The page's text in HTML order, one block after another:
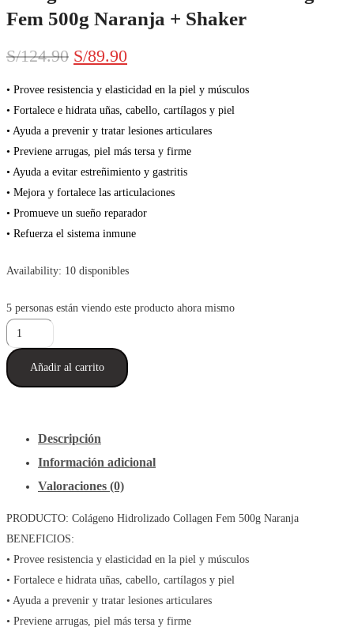
Fem 500g Naranja + Shaker
S/124.90 El
precio
original
era:
S/124.90.
S/89.90El
precio
actual
es:
S/89.90.
• Provee resistencia y elasticidad en la piel y músculos
• Fortalece e hidrata uñas, cabello, cartílagos y piel
• Ayuda a prevenir y tratar lesiones articulares
• Previene arrugas, piel más tersa y firme
• Ayuda a evitar estreñimiento y gastritis
• Mejora y fortalece las articulaciones
• Promueve un sueño reparador
• Refuerza el sistema inmune
Availability: 10 disponibles
5 personas están viendo este producto ahora mismo
Colágeno
Hidrolizado
Fitfem
Collagen
Shaker
cantidad
Añadir al carrito
Descripción
Información adicional
Valoraciones (0)
PRODUCTO: Colágeno Hidrolizado Collagen Fem 500g Naranja
BENEFICIOS:
• Provee resistencia y elasticidad en la piel y músculos
• Fortalece e hidrata uñas, cabello, cartílagos y piel
• Ayuda a prevenir y tratar lesiones articulares
• Previene arrugas, piel más tersa y firme